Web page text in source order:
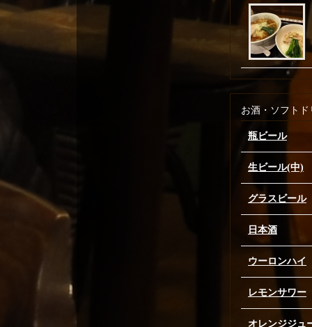
お酒・ソフトド
瓶ビール
生ビール(中)
グラスビール
日本酒
ウーロンハイ
レモンサワー
オレンジジュ